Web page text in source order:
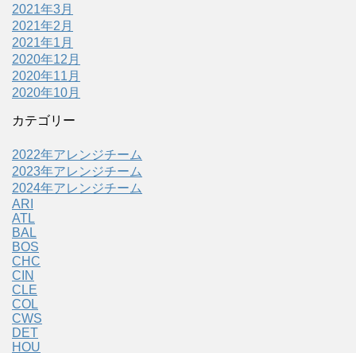
2021年3月
2021年2月
2021年1月
2020年12月
2020年11月
2020年10月
カテゴリー
2022年アレンジチーム
2023年アレンジチーム
2024年アレンジチーム
ARI
ATL
BAL
BOS
CHC
CIN
CLE
COL
CWS
DET
HOU